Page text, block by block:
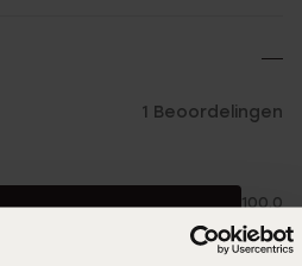
1 Beoordelingen
100.0%
0.0%